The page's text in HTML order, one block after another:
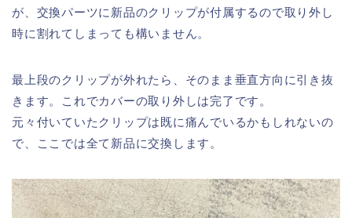
が、交換パーツに新品のクリップが付属するので取り外し
時に割れてしまっても構いません。
最上段のクリップが外れたら、そのまま垂直方向に引き抜
きます。これでカバーの取り外しは完了です。
元々付いていたクリップは既に痛んでいるかもしれないの
で、ここでは全て新品に交換します。